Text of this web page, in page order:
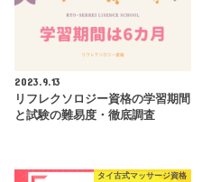
2023.9.13
リフレクソロジー資格の学習期間
と試験の難易度・徹底調査
タイ古式マッサージ資格